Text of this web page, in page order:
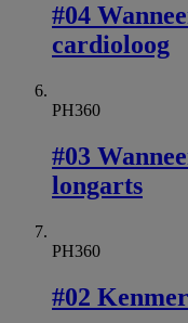
#04
cardioloog
PH360
#03
longarts
PH360
#02